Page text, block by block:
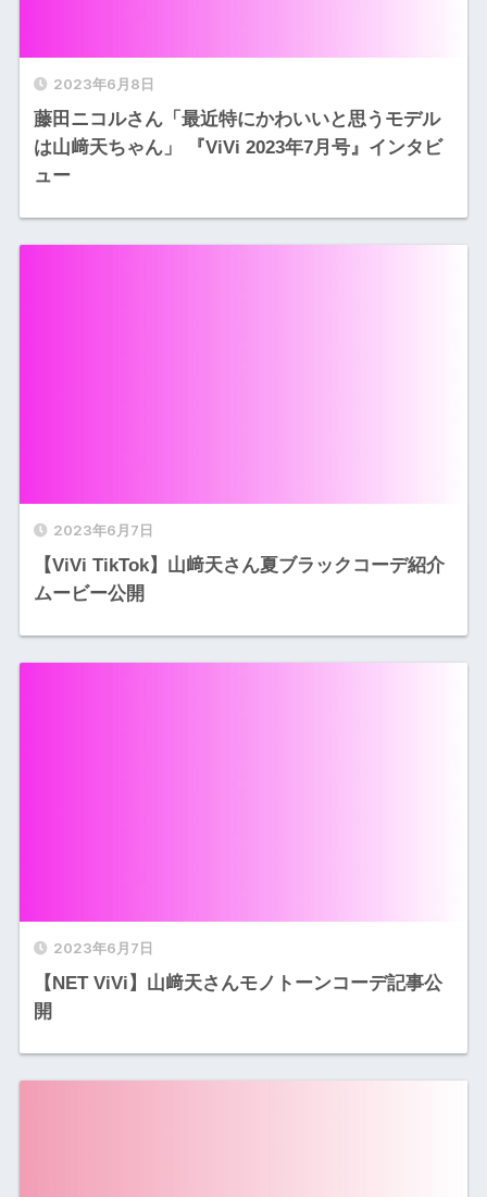
2023年6月8日
藤田ニコルさん「最近特にかわいいと思うモデル
は山﨑天ちゃん」 『ViVi 2023年7月号』インタビ
ュー
2023年6月7日
【ViVi TikTok】山﨑天さん夏ブラックコーデ紹介
ムービー公開
2023年6月7日
【NET ViVi】山﨑天さんモノトーンコーデ記事公
開